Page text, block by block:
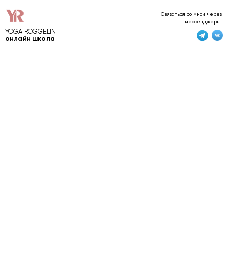
YOGA ROGGELIN
онлайн школа
Связаться со мной через
мессенджеры: